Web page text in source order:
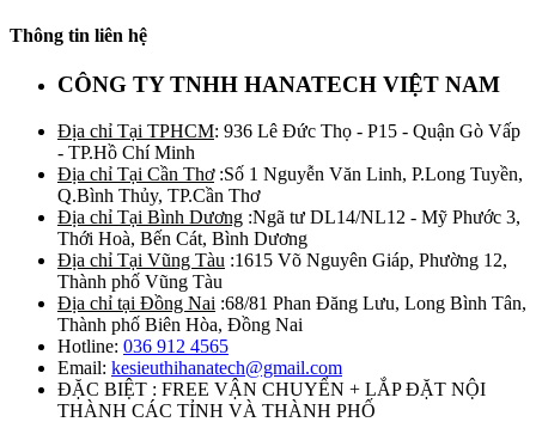
Thông tin liên hệ
CÔNG TY TNHH HANATECH VIỆT NAM
Địa chỉ Tại TPHCM: 936 Lê Đức Thọ - P15 - Quận Gò Vấp
- TP.Hồ Chí Minh
Địa chỉ Tại Cần Thơ:Số 1 Nguyễn Văn Linh, P.Long Tuyền,
Q.Bình Thủy, TP.Cần Thơ
Địa chỉ Tại Bình Dương :Ngã tư DL14/NL12 - Mỹ Phước 3,
Thới Hoà, Bến Cát, Bình Dương
Địa chỉ Tại Vũng Tàu :1615 Võ Nguyên Giáp, Phường 12,
Thành phố Vũng Tàu
Địa chỉ tại Đồng Nai :68/81 Phan Đăng Lưu, Long Bình Tân,
Thành phố Biên Hòa, Đồng Nai
Hotline: 036 912 4565
Email: kesieuthihanatech@gmail.com
ĐẶC BIỆT : FREE VẬN CHUYỂN + LẮP ĐẶT NỘI
THÀNH CÁC TỈNH VÀ THÀNH PHỐ